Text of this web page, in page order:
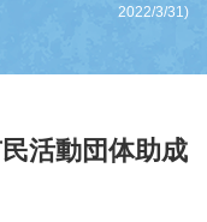
2022/3/31)
活動団体助成